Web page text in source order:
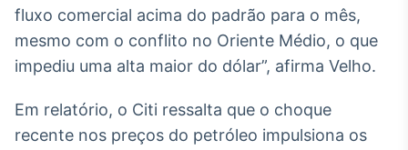
fluxo comercial acima do padrão para o mês,
mesmo com o conflito no Oriente Médio, o que
impediu uma alta maior do dólar”, afirma Velho.
Em relatório, o Citi ressalta que o choque
recente nos preços do petróleo impulsiona os